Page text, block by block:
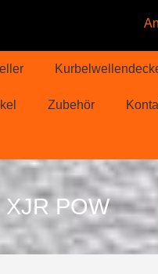
Zubehör
XJR POW